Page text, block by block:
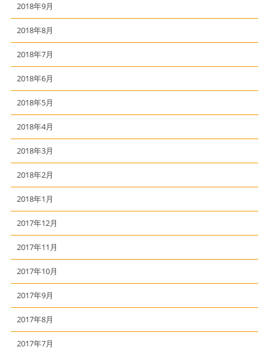
2018年9月
2018年8月
2018年7月
2018年6月
2018年5月
2018年4月
2018年3月
2018年2月
2018年1月
2017年12月
2017年11月
2017年10月
2017年9月
2017年8月
2017年7月